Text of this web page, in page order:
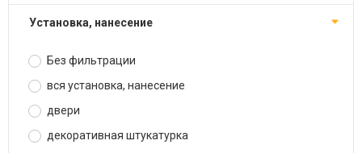
установка, нанесение
Без фильтрации
вся установка, нанесение
двери
декоративная штукатурка